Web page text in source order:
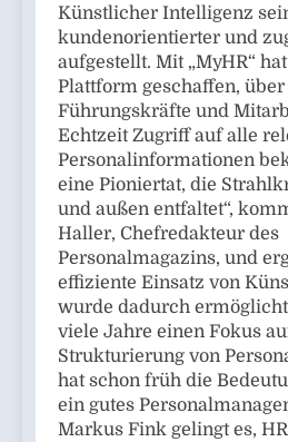
Künstlicher Intelligenz
kundenorientierter und
aufgestellt. Mit „MyHR“
Plattform geschaffen, über
Führungskräfte und
Echtzeit Zugriff auf alle
Personalinformationen
eine Pioniertat, die
und außen entfaltet“,
Haller, Chefredakteur des
Personalmagazins, und
effiziente Einsatz von
wurde dadurch
viele Jahre einen Fokus
Strukturierung von
hat schon früh die
ein gutes
Markus Fink gelingt es,